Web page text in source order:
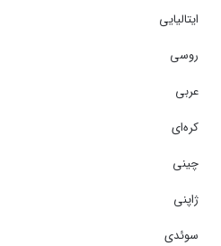
ایتالیایی
روسی
عربی
کره‌ای
چینی
ژاپنی
سوئدی